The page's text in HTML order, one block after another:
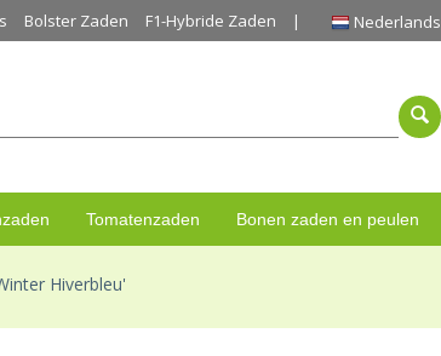
Bolster Zaden F1-Hybride Zaden Nederlands
Tomatenzaden Bonen zaden en peulen
Hiverbleu'